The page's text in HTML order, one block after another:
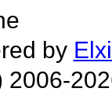
by
2006-